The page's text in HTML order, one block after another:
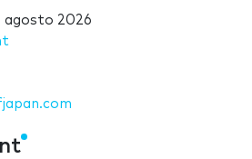
agosto 2026